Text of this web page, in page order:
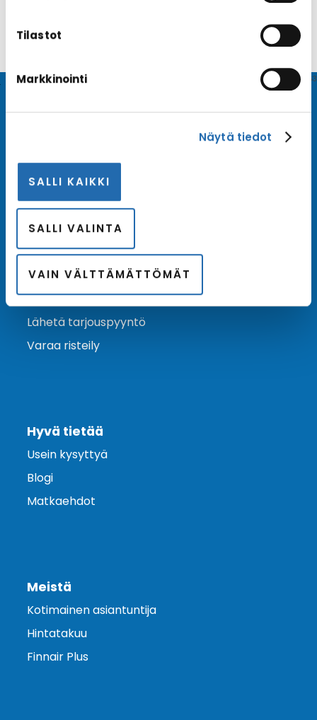
Tilastot
Markkinointi
Näytä tiedot
SALLI KAIKKI
SALLI VALINTA
VAIN VÄLTTÄMÄTTÖMÄT
V4.1663
varustamoiden tarjouksista ja kampanjaeduista.
Ota yhteyttä
Asiakaspalvelu
Lähetä tarjouspyyntö
Varaa risteily
Hyvä tietää
Usein kysyttyä
Blogi
Matkaehdot
Meistä
Kotimainen asiantuntija
Hintatakuu
Finnair Plus